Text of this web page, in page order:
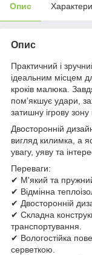
Опис
Опис
Практичний і
ідеальним місцем
кроків малюка.
пом’якшує удари,
затишну ігрову
Двосторонній
вигляд килимка, а
увагу, уяву та
Переваги:
✔ М'який та
✔ Відмінна
✔ Двосторонній
✔ Складна
транспортування.
✔ Вологостійка
серветкою.